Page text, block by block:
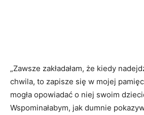
„Zawsze zakładałam, że kiedy
chwila, to zapisze się w mojej
mogła opowiadać o niej swoim
Wspominałabym, jak dumnie